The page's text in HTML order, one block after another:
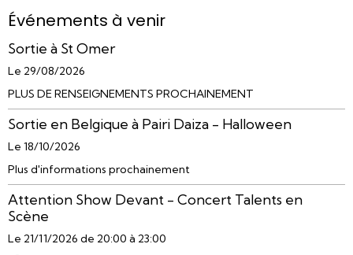
Événements à venir
Sortie à St Omer
Le 29/08/2026
PLUS DE RENSEIGNEMENTS PROCHAINEMENT
Sortie en Belgique à Pairi Daiza - Halloween
Le 18/10/2026
Plus d'informations prochainement
Attention Show Devant - Concert Talents en
Scène
Le 21/11/2026 de 20:00 à 23:00